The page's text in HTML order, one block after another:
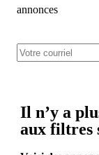
annonces
Il n’y a
aux filtres